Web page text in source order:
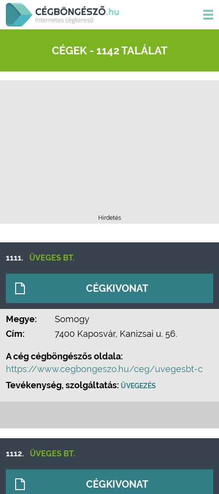
CÉGEK - 1142 TALÁLAT
Hirdetés
1111. ÜVEGES BT.
CÉGKIVONAT
Megye:
Somogy
Cím:
7400 Kaposvár, Kanizsai u. 56.
A cég cégböngészős oldala:
https://www.cegbongeszo.hu/ceg/uvegesbt-c
Tevékenység, szolgáltatás: ÜVEGEZÉS
1112. ÜVEGES BT.
CÉGKIVONAT